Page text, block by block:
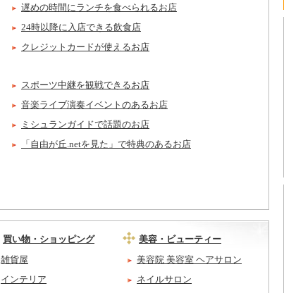
遅めの時間にランチを食べられるお店
24時以降に入店できる飲食店
クレジットカードが使えるお店
スポーツ中継を観戦できるお店
音楽ライブ演奏イベントのあるお店
ミシュランガイドで話題のお店
「自由が丘.netを見た」で特典のあるお店
買い物・ショッピング
雑貨屋
インテリア
美容・ビューティー
美容院 美容室 ヘアサロン
ネイルサロン